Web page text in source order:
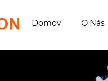
Domov O Nás